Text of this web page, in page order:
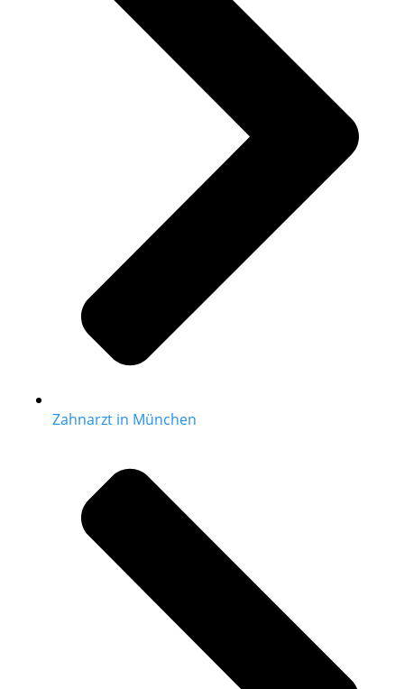
Zahnarzt in München